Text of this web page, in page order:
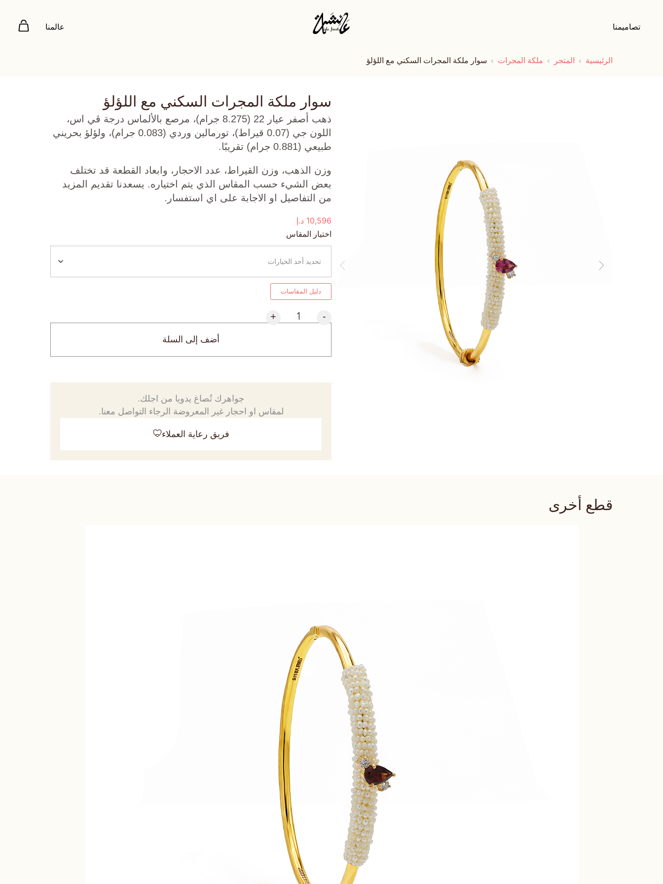
تصاميمنا عالمنا
الرئيسية المتجر ملكة المجرات سوار ملكة المجرات السكني مع اللؤلؤ
سوار ملكة المجرات السكني مع اللؤلؤ
ذهب أصفر عيار 22 (8.275 جرام)، مرصع بالألماس درجة ڤي اس،
اللون جي (0.07 قيراط)، تورمالين وردي (0.083 جرام)، ولؤلؤ بحريني
طبيعي (0.881 جرام) تقريبًا.
وزن الذهب، وزن القيراط، عدد الاحجار، وابعاد القطعة قد تختلف
بعض الشيء حسب المقاس الذي يتم اختياره. يسعدنا تقديم المزيد
من التفاصيل او الاجابة على اي استفسار.
10,596 د.إ
اختيار المقاس
دليل المقاسات
-
+
أضف إلى السلة
جواهرك تُصاغ يدويا من اجلك.
لمقاس او احجار غير المعروضة الرجاء التواصل معنا.
فريق رعاية العملاء
قطع أخرى